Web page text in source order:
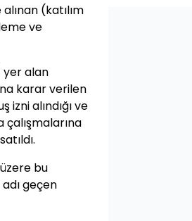
(katılım
ve
yer alan
karar verilen
izni alındığı ve
çalışmalarına
bu
geçen